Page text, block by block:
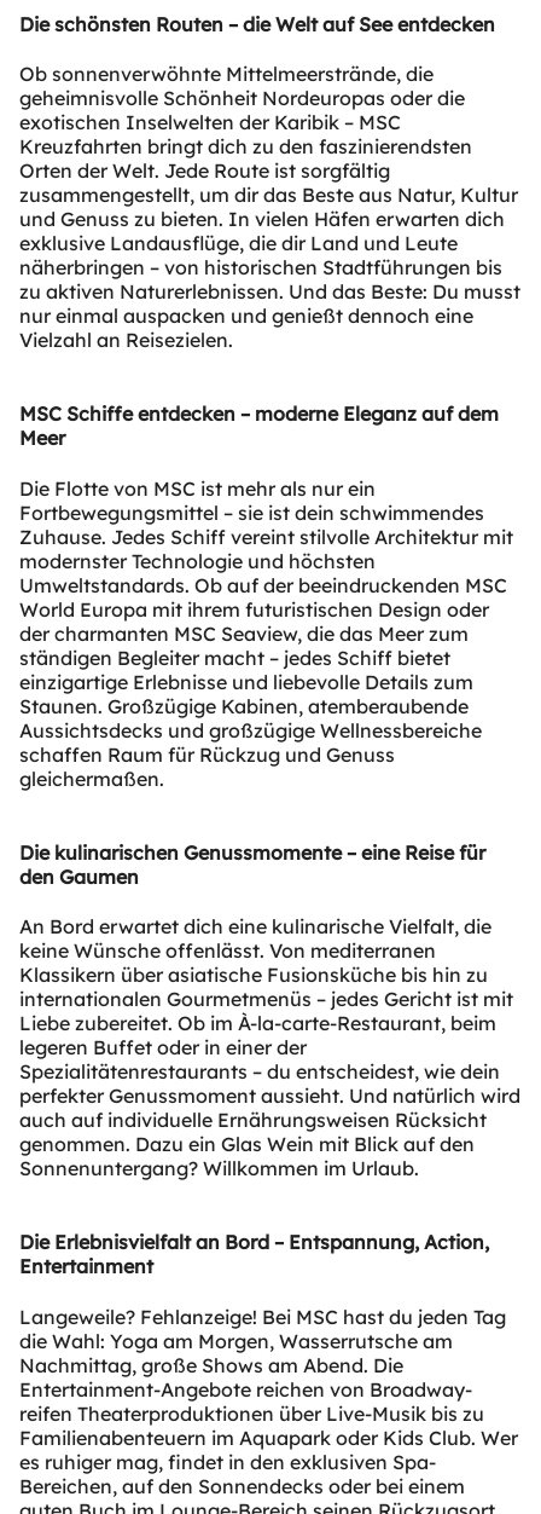
Die schönsten Routen – die Welt auf See entdecken
Ob sonnenverwöhnte Mittelmeerstrände, die
geheimnisvolle Schönheit Nordeuropas oder die
exotischen Inselwelten der Karibik – MSC
Kreuzfahrten bringt dich zu den faszinierendsten
Orten der Welt. Jede Route ist sorgfältig
zusammengestellt, um dir das Beste aus Natur, Kultur
und Genuss zu bieten. In vielen Häfen erwarten dich
exklusive Landausflüge, die dir Land und Leute
näherbringen – von historischen Stadtführungen bis
zu aktiven Naturerlebnissen. Und das Beste: Du musst
nur einmal auspacken und genießt dennoch eine
Vielzahl an Reisezielen.
MSC Schiffe entdecken – moderne Eleganz auf dem
Meer
Die Flotte von MSC ist mehr als nur ein
Fortbewegungsmittel – sie ist dein schwimmendes
Zuhause. Jedes Schiff vereint stilvolle Architektur mit
modernster Technologie und höchsten
Umweltstandards. Ob auf der beeindruckenden MSC
World Europa mit ihrem futuristischen Design oder
der charmanten MSC Seaview, die das Meer zum
ständigen Begleiter macht – jedes Schiff bietet
einzigartige Erlebnisse und liebevolle Details zum
Staunen. Großzügige Kabinen, atemberaubende
Aussichtsdecks und großzügige Wellnessbereiche
schaffen Raum für Rückzug und Genuss
gleichermaßen.
Die kulinarischen Genussmomente – eine Reise für
den Gaumen
An Bord erwartet dich eine kulinarische Vielfalt, die
keine Wünsche offenlässt. Von mediterranen
Klassikern über asiatische Fusionsküche bis hin zu
internationalen Gourmetmenüs – jedes Gericht ist mit
Liebe zubereitet. Ob im À-la-carte-Restaurant, beim
legeren Buffet oder in einer der
Spezialitätenrestaurants – du entscheidest, wie dein
perfekter Genussmoment aussieht. Und natürlich wird
auch auf individuelle Ernährungsweisen Rücksicht
genommen. Dazu ein Glas Wein mit Blick auf den
Sonnenuntergang? Willkommen im Urlaub.
Die Erlebnisvielfalt an Bord – Entspannung, Action,
Entertainment
Langeweile? Fehlanzeige! Bei MSC hast du jeden Tag
die Wahl: Yoga am Morgen, Wasserrutsche am
Nachmittag, große Shows am Abend. Die
Entertainment-Angebote reichen von Broadway-
reifen Theaterproduktionen über Live-Musik bis zu
Familienabenteuern im Aquapark oder Kids Club. Wer
es ruhiger mag, findet in den exklusiven Spa-
Bereichen, auf den Sonnendecks oder bei einem